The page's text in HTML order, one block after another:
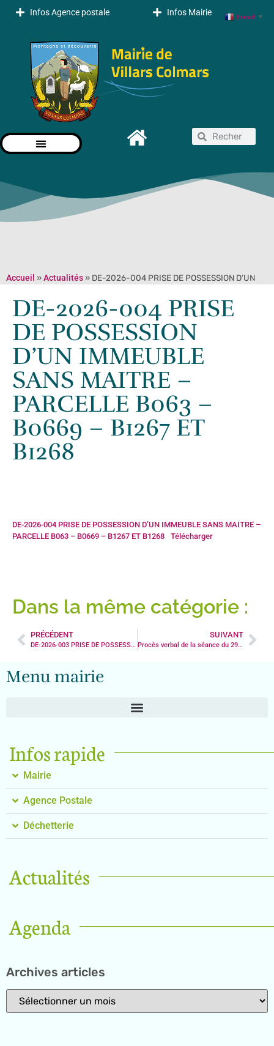
Infos Agence postale Infos Mairie
Accueil »Actualités» DE-2026-004 PRISE DE POSSESSION D’UN
B1268
DE-2026-004 PRISE
DE POSSESSION
D’UN IMMEUBLE
SANS MAITRE –
PARCELLE B063 –
B0669 – B1267 ET
B1268
DE-2026-004 PRISE DE POSSESSION D’UN IMMEUBLE SANS MAITRE –
PARCELLE B063 – B0669 – B1267 ET B1268
Télécharger
Dans la même catégorie :
PRÉCÉDENT
DE-2026-003 PRISE DE POSSESSION D’UN IMMEUBLE SANS MAITRE – PARCELLE AC 0029
SUIVANT
Procès verbal de la séance du 29 décembre 2025
Menu mairie
Infos rapide
Mairie
Agence Postale
Déchetterie
Actualités
Agenda
Archives articles
French ▼